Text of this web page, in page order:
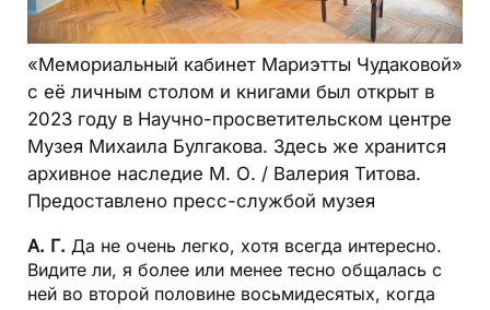
«Мемориальный кабинет Мариэтты Чудаковой»
с её личным столом и книгами был открыт в
2023 году в Научно-просветительском центре
Музея Михаила Булгакова. Здесь же хранится
архивное наследие М. О. / Валерия Титова.
Предоставлено пресс-службой музея
А. Г. Да не очень легко, хотя всегда интересно.
Видите ли, я более или менее тесно общалась с
ней во второй половине восьмидесятых, когда